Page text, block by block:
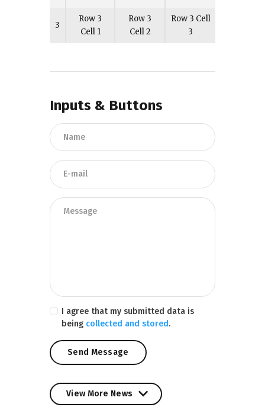
3
Row 3
Cell 1
Row 3
Cell 2
Row 3 Cell
3
Inputs & Buttons
I agree that my submitted data is
being collected and stored.
View More News